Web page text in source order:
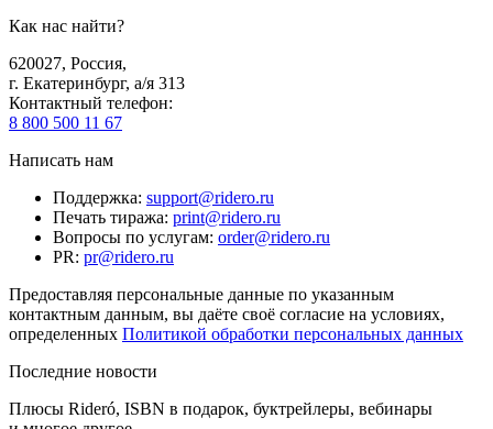
Как нас найти?
620027, Россия,
г. Екатеринбург, а/я 313
Контактный телефон:
8 800 500 11 67
Написать нам
Поддержка: support@ridero.ru
Печать тиража: print@ridero.ru
Вопросы по услугам: order@ridero.ru
PR: pr@ridero.ru
Предоставляя персональные данные по указанным
контактным данным, вы даёте своё согласие на условиях,
определенных Политикой обработки персональных данных
Последние новости
Плюсы Rideró, ISBN в подарок, буктрейлеры, вебинары